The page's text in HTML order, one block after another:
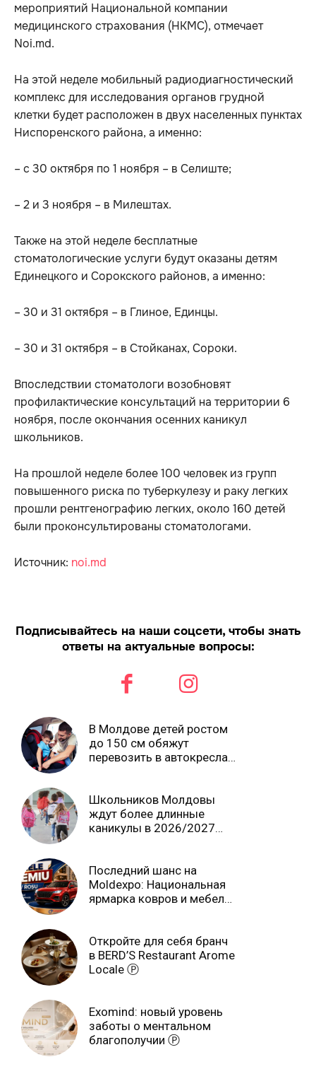
мероприятий Национальной компании
медицинского страхования (НКМС), отмечает
Noi.md.
На этой неделе мобильный радиодиагностический
комплекс для исследования органов грудной
клетки будет расположен в двух населенных пунктах
Ниспоренского района, а именно:
– с 30 октября по 1 ноября – в Селиште;
– 2 и 3 ноября – в Милештах.
Также на этой неделе бесплатные
стоматологические услуги будут оказаны детям
Единецкого и Сорокского районов, а именно:
– 30 и 31 октября – в Глиное, Единцы.
– 30 и 31 октября – в Стойканах, Сороки.
Впоследствии стоматологи возобновят
профилактические консультаций на территории 6
ноября, после окончания осенних каникул
школьников.
На прошлой неделе более 100 человек из групп
повышенного риска по туберкулезу и раку легких
прошли рентгенографию легких, около 160 детей
были проконсультированы стоматологами.
Источник: noi.md
Подписывайтесь на наши соцсети, чтобы знать
ответы на актуальные вопросы:
В Молдове детей ростом
до 150 см обяжут
перевозить в автокреслах
Школьников Молдовы
ждут более длинные
каникулы в 2026/2027
Последний шанс на
Moldexpo: Национальная
ярмарка ковров и мебели
Откройте для себя бранч
в BERD’S Restaurant Arome
Locale Ⓟ
Exomind: новый уровень
заботы о ментальном
благополучии Ⓟ